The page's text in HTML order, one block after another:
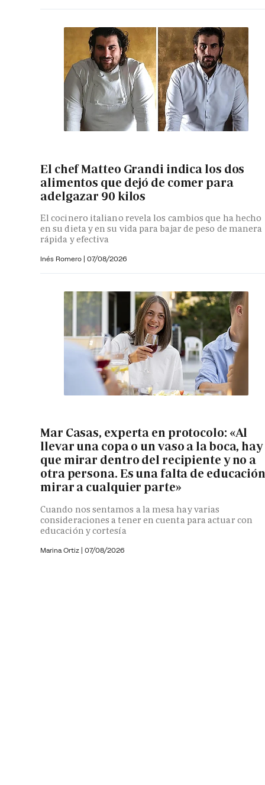
El chef Matteo Grandi indica los dos
alimentos que dejó de comer para
adelgazar 90 kilos
El cocinero italiano revela los cambios que ha hecho
en su dieta y en su vida para bajar de peso de manera
rápida y efectiva
Inés Romero | 07/08/2026
Mar Casas, experta en protocolo: «Al
llevar una copa o un vaso a la boca, hay
que mirar dentro del recipiente y no a
otra persona. Es una falta de
mirar a cualquier parte»
Cuando nos sentamos a la mesa hay varias
consideraciones a tener en cuenta para actuar con
educación y cortesía
Marina Ortiz | 07/08/2026